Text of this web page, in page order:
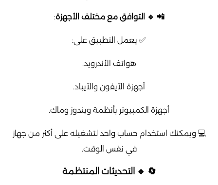
📲 🔹 التوافق مع مختلف الأجهزة:
✅ يعمل التطبيق على:
هواتف الأندرويد.
أجهزة الآيفون والآيباد.
أجهزة الكمبيوتر بأنظمة ويندوز وماك.
💻 ويمكنك استخدام حساب واحد لتشغيله على أكثر من جهاز
في نفس الوقت.
🔄 🔹 التحديثات المنتظمة